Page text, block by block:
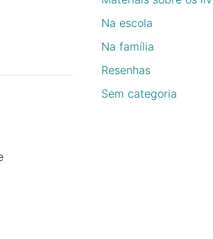
Na escola
Na família
Resenhas
Sem categoria